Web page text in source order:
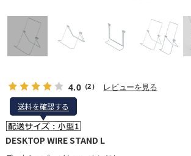
4.0（2） レビューを見る
送料を確認する
送料を確認する
DESKTOP WIRE STAND L